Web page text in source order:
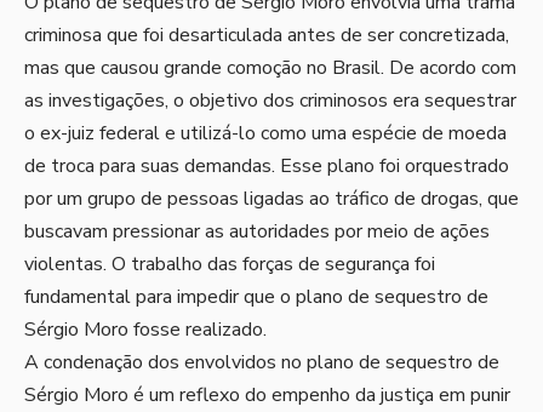
criminosa que foi desarticulada antes de ser concretizada,
mas que causou grande comoção no Brasil. De acordo com
as investigações, o objetivo dos criminosos era sequestrar
o ex-juiz federal e utilizá-lo como uma espécie de moeda
de troca para suas demandas. Esse plano foi orquestrado
por um grupo de pessoas ligadas ao tráfico de drogas, que
buscavam pressionar as autoridades por meio de ações
violentas. O trabalho das forças de segurança foi
fundamental para impedir que o plano de sequestro de
Sérgio Moro fosse realizado.
A condenação dos envolvidos no plano de sequestro de
Sérgio Moro é um reflexo do empenho da justiça em punir